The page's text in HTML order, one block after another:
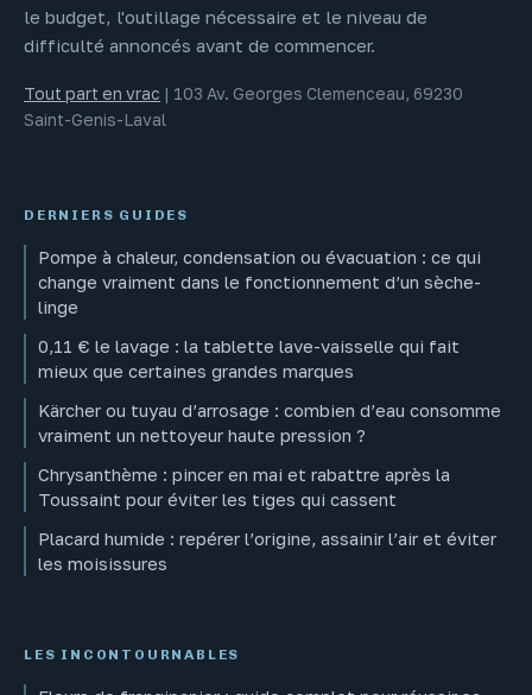
le budget, l'outillage nécessaire et le niveau de
difficulté annoncés avant de commencer.
Tout part en vrac | 103 Av. Georges Clemenceau, 69230
Saint-Genis-Laval
DERNIERS GUIDES
Pompe à chaleur, condensation ou évacuation : ce qui
change vraiment dans le fonctionnement d’un sèche-
linge
0,11 € le lavage : la tablette lave-vaisselle qui fait
mieux que certaines grandes marques
Kärcher ou tuyau d’arrosage : combien d’eau consomme
vraiment un nettoyeur haute pression ?
Chrysanthème : pincer en mai et rabattre après la
Toussaint pour éviter les tiges qui cassent
Placard humide : repérer l’origine, assainir l’air et éviter
les moisissures
LES INCONTOURNABLES